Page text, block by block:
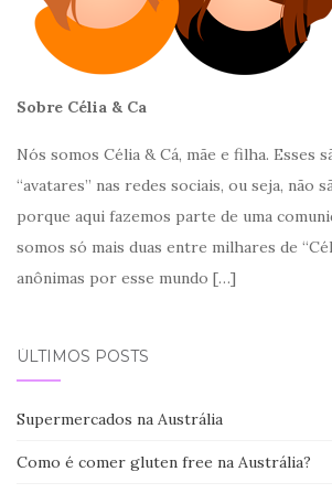
Sobre Célia & Ca
Nós somos Célia & Cá, mãe e filha. Esses
“avatares” nas redes sociais, ou seja, não
porque aqui fazemos parte de uma
somos só mais duas entre milhares de
anônimas por esse mundo […]
ÚLTIMOS POSTS
Supermercados na Austrália
Como é comer gluten free na Austrália?